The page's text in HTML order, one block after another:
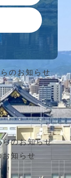
のお知らせ
らのお知らせ
知らせ